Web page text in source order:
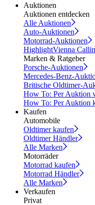
Auktionen
Auktionen entdecken
Alle Auktionen
Auto-Auktionen
Motorrad-Auktionen
HighlightVienna
Marken & Ratgeber
Porsche-Auktionen
Mercedes-Benz-
Britische Oldtimer-
How To: Per Auktion
How To: Per Auktion
Kaufen
Automobile
Oldtimer kaufen
Oldtimer Händler
Alle Marken
Motorräder
Motorrad kaufen
Motorrad Händler
Alle Marken
Verkaufen
Privat